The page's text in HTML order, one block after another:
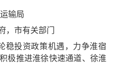
输局
，市有关部门
稳投资政策机遇，力争淮宿
极推进淮徐快速通道、徐淮